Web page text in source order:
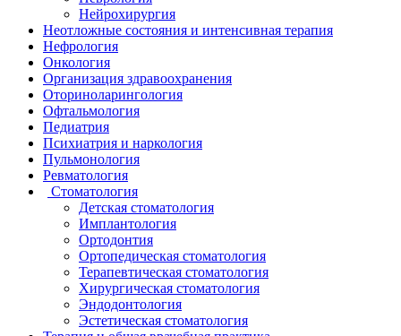
Нейрохирургия
Неотложные состояния и интенсивная терапия
Нефрология
Онкология
Организация здравоохранения
Оториноларингология
Офтальмология
Педиатрия
Психиатрия и наркология
Пульмонология
Ревматология
Стоматология
Детская стоматология
Имплантология
Ортодонтия
Ортопедическая стоматология
Терапевтическая стоматология
Хирургическая стоматология
Эндодонтология
Эстетическая стоматология